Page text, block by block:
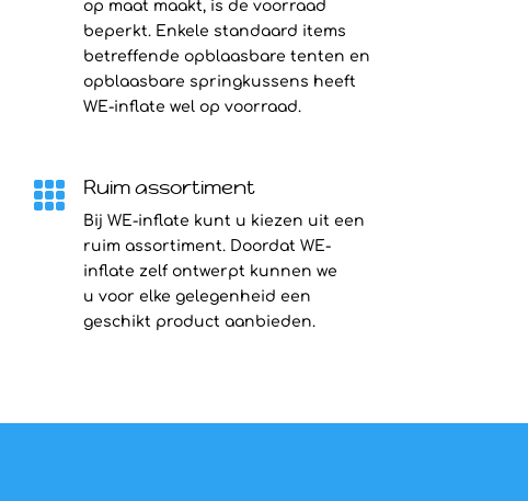
op maat maakt, is de voorraad
beperkt. Enkele standaard items
betreffende opblaasbare tenten en
opblaasbare springkussens heeft
WE-inflate wel op voorraad.
 Ruim assortiment
Bij WE-inflate kunt u kiezen uit een
ruim assortiment. Doordat WE-
inflate zelf ontwerpt kunnen we
u voor elke gelegenheid een
geschikt product aanbieden.